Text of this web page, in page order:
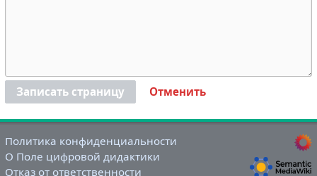
Записать страницу Отменить
Политика конфиденциальности
О Поле цифровой дидактики
Отказ от ответственности